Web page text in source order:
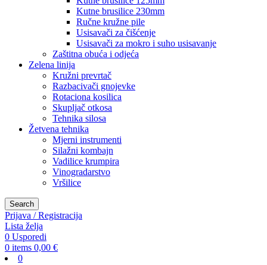
Kutne brusilice 230mm
Ručne kružne pile
Usisavači za čišćenje
Usisavači za mokro i suho usisavanje
Zaštitna obuća i odjeća
Zelena linija
Kružni prevrtač
Razbacivači gnojevke
Rotaciona kosilica
Skupljač otkosa
Tehnika silosa
Žetvena tehnika
Mjerni instrumenti
Silažni kombajn
Vadilice krumpira
Vinogradarstvo
Vršilice
Search
Prijava / Registracija
Lista želja
0 Usporedi
0 items 0,00 €
0